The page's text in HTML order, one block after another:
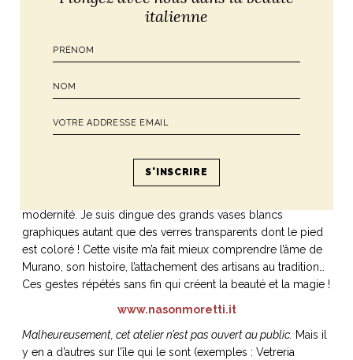
Quand je demande à Marco Nason si les différentes sociétés
que non, pas vraiment, car chacun a sa spécialité. Chez
avons pu admirer les archives, les tests qui n’ont pas été
modernité. Je suis dingue des grands vases blancs
graphiques autant que des verres transparents dont le pied
est coloré ! Cette visite m’a fait mieux comprendre l’âme de
Murano, son histoire, l’attachement des artisans au tradition…
Ces gestes répétés sans fin qui créent la beauté et la magie !
www.nasonmoretti.it
Malheureusement, cet atelier n’est pas ouvert au public. Mais il
y en a d’autres sur l’île qui le sont (exemples : Vetreria
italienne